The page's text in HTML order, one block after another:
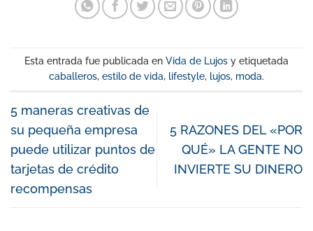
Esta entrada fue publicada en Vida de Lujos y etiquetada
caballeros, estilo de vida, lifestyle, lujos, moda.
5 maneras creativas de
su pequeña empresa
puede utilizar puntos de
tarjetas de crédito
recompensas
5 RAZONES DEL «POR
QUÉ» LA GENTE NO
INVIERTE SU DINERO